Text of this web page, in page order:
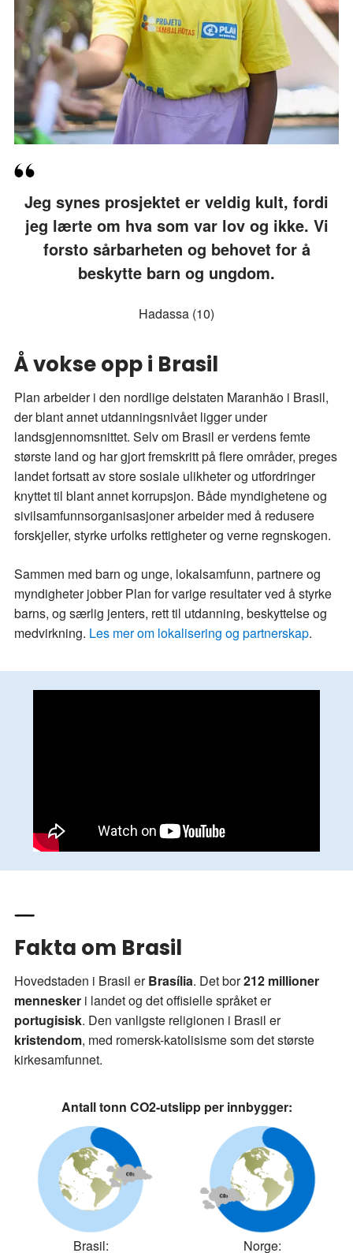
Jeg synes prosjektet er veldig kult, fordi
jeg lærte om hva som var lov og ikke. Vi
forsto sårbarheten og behovet for å
beskytte barn og ungdom.
Hadassa (10)
Å vokse opp i Brasil
Plan arbeider i den nordlige delstaten Maranhão i Brasil,
der blant annet utdanningsnivået ligger under
landsgjennomsnittet. Selv om Brasil er verdens femte
største land og har gjort fremskritt på flere områder, preges
landet fortsatt av store sosiale ulikheter og utfordringer
knyttet til blant annet korrupsjon. Både myndighetene og
sivilsamfunnsorganisasjoner arbeider med å redusere
forskjeller, styrke urfolks rettigheter og verne regnskogen.
Sammen med barn og unge, lokalsamfunn, partnere og
myndigheter jobber Plan for varige resultater ved å styrke
barns, og særlig jenters, rett til utdanning, beskyttelse og
medvirkning. Les mer om lokalisering og partnerskap.
Fakta om Brasil
Hovedstaden i Brasil erBrasília. Det bor212 millioner
mennesker i landet og det offisielle språket er
portugisisk. Den vanligste religionen i Brasil er
kristendom, med romersk-katolisisme som det største
kirkesamfunnet.
Antall tonn CO2-utslipp per innbygger:
Brasil: Norge: